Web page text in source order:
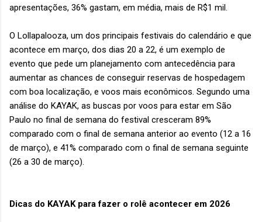
apresentações, 36% gastam, em média, mais de R$1 mil.
O Lollapalooza, um dos principais festivais do calendário e que
acontece em março, dos dias 20 a 22, é um exemplo de
evento que pede um planejamento com antecedência para
aumentar as chances de conseguir reservas de hospedagem
com boa localização, e voos mais econômicos. Segundo uma
análise do KAYAK, as buscas por voos para estar em São
Paulo no final de semana do festival cresceram 89%
comparado com o final de semana anterior ao evento (12 a 16
de março), e 41% comparado com o final de semana seguinte
(26 a 30 de março).
Dicas do KAYAK para fazer o rolê acontecer em 2026